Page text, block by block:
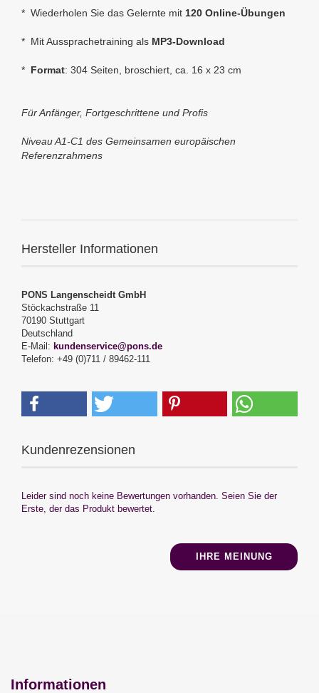
* Wiederholen Sie das Gelernte mit 120 Online-Übungen
* Mit Aussprachetraining als MP3-Download
* Format: 304 Seiten, broschiert, ca. 16 x 23 cm
Für Anfänger, Fortgeschrittene und Profis
Niveau A1-C1 des Gemeinsamen europäischen
Referenzrahmens
Hersteller Informationen
PONS Langenscheidt GmbH
Stöckachstraße 11
70190 Stuttgart
Deutschland
E-Mail: kundenservice@pons.de
Telefon: +49 (0)711 / 89462-111
Kundenrezensionen
Leider sind noch keine Bewertungen vorhanden. Seien Sie der
Erste, der das Produkt bewertet.
IHRE MEINUNG
Informationen